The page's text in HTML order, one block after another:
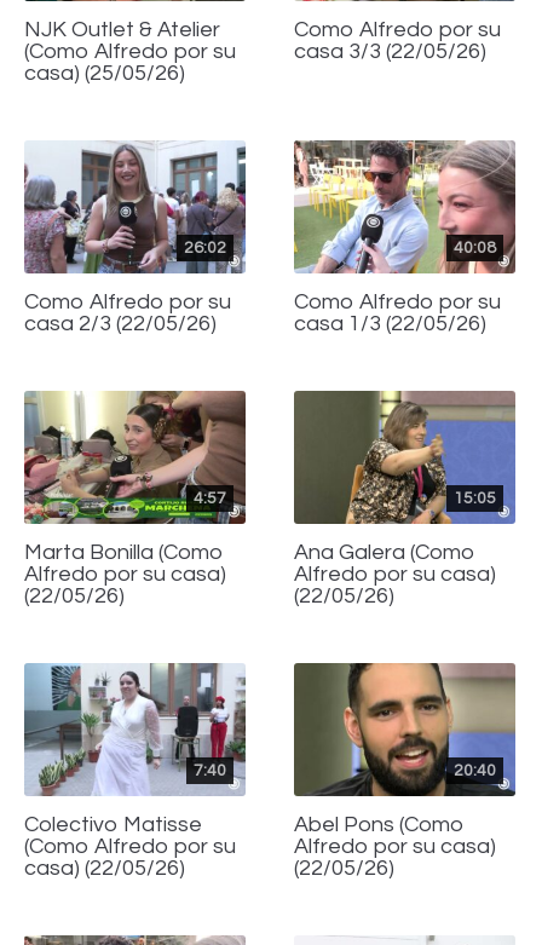
NJK Outlet & Atelier
(Como Alfredo por su
casa) (25/05/26)
Como Alfredo por su
casa 3/3 (22/05/26)
26:02
Como Alfredo por su
casa 2/3 (22/05/26)
40:08
Como Alfredo por su
casa 1/3 (22/05/26)
4:57
Marta Bonilla (Como
Alfredo por su casa)
(22/05/26)
15:05
Ana Galera (Como
Alfredo por su casa)
(22/05/26)
7:40
Colectivo Matisse
(Como Alfredo por su
casa) (22/05/26)
20:40
Abel Pons (Como
Alfredo por su casa)
(22/05/26)